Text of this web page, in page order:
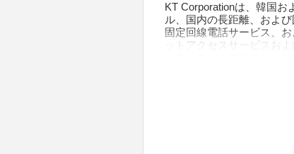
KT Corporationは、韓国お
ル、国内の長距離、およ
固定回線電話サービス、
ットアクセスサービスお
ンターネット接続サービ
ピング、デジタルコンテ
音楽ストリーミング、ダ